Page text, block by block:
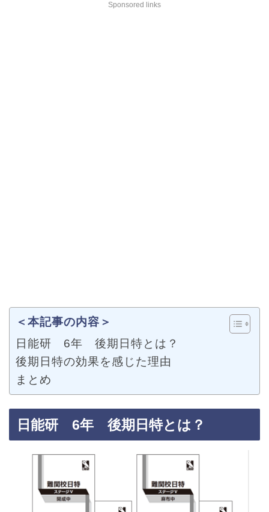
Sponsored links
＜本記事の内容＞
日能研 6年 後期日特とは？
後期日特の効果を感じた理由
まとめ
日能研 6年 後期日特とは？